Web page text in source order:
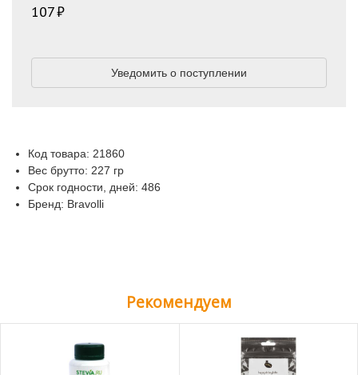
Код товара: 21860
Вес брутто: 227 гр
Срок годности, дней: 486
Бренд: Bravolli
107
Уведомить о поступлении
Рекомендуем